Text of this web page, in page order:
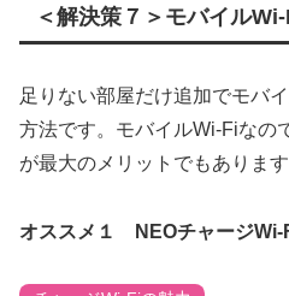
＜解決策７＞モバイル
足りない部屋だけ追加でモバ
方法です。モバイルWi-Fiなの
が最大のメリットでもあります
オススメ１ NEOチャージWi-